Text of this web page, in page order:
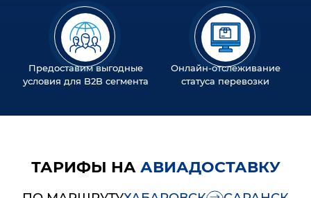
Предоставим выгодные
условия для B2B сегмента
Онлайн-отслеживание
статуса перевозки
ТАРИФЫ НА АВИАДОСТАВКУ